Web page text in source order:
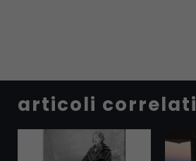
articoli correlati